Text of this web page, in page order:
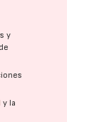
y
y la